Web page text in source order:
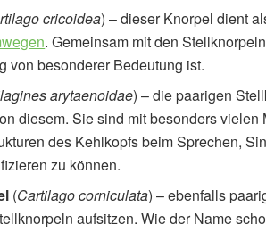
cricoidea) – dieser Knorpel dient
. Gemeinsam mit den
von besonderer Bedeutung ist.
arytaenoidae) – die paarigen
diesem. Sie sind mit besonders
des Kehlkopfs beim Sprechen,
zu können.
(Cartilago corniculata) – ebenfalls
aufsitzen. Wie der Name